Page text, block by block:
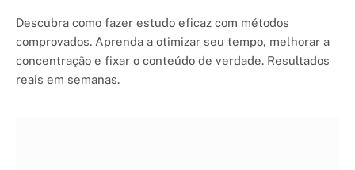
Descubra como fazer estudo eficaz com métodos
comprovados. Aprenda a otimizar seu tempo, melhorar a
concentração e fixar o conteúdo de verdade. Resultados
reais em semanas.